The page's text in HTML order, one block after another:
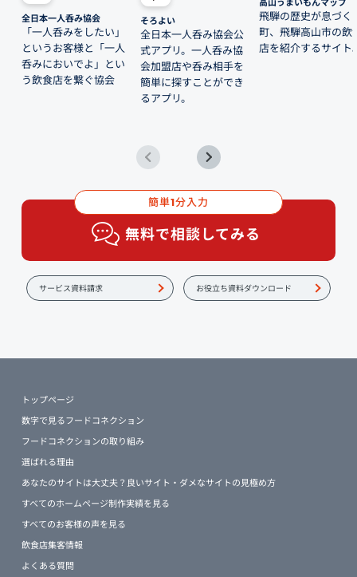
全日本一人呑み協会
「一人呑みをしたい」
というお客様と「一人
呑みにおいでよ」とい
う飲食店を繋ぐ協会
そろよい
全日本一人呑み協会公
式アプリ。一人呑み協
会加盟店や呑み相手を
簡単に探すことができ
るアプリ。
飛騨の歴史が息づく
町、飛騨高山市の飲
店を紹介するサイト
簡単1分入力
無料で相談してみる
サービス資料請求 お役立ち資料ダウンロード
トップページ
数字で見るフードコネクション
フードコネクションの取り組み
選ばれる理由
あなたのサイトは大丈夫？良いサイト・ダメなサイトの見極め方
すべてのホームページ制作実績を見る
すべてのお客様の声を見る
飲食店集客情報
よくある質問